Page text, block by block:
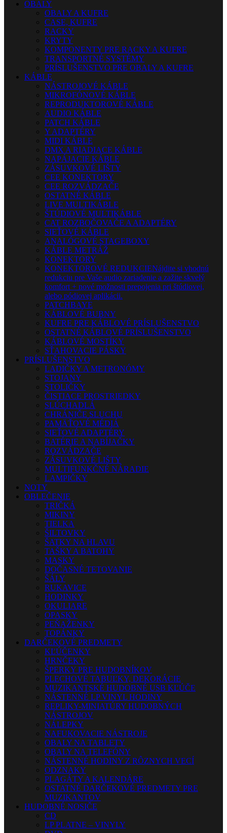
OBALY
OBALY A KUFRE
CASE, KUFRE
RACKY
KRYTY
KOMPONENTY PRE RACKY A KUFRE
TRANSPORTNÉ SYSTÉMY
PRÍSLUŠENSTVO PRE OBALY A KUFRE
KÁBLE
NÁSTROJOVÉ KÁBLE
MIKROFÓNOVÉ KÁBLE
REPRODUKTOROVÉ KÁBLE
AUDIO KÁBLE
PATCH KÁBLE
Y ADAPTÉRY
MIDI KÁBLE
DMX A RIADIACE KÁBLE
NAPÁJACIE KÁBLE
ZÁSUVKOVÉ LIŠTY
CEE KONEKTORY
CEE ROZVÁDZAČE
OSTATNÉ KÁBLE
LIVE MULTIKÁBLE
ŠTÚDIOVÉ MULTIKÁBLE
CAT ROZBOČOVAČE A ADAPTÉRY
SIEŤOVÉ KÁBLE
ANALÓGOVÉ STAGEBOXY
KÁBLE METRÁŽ
KONEKTORY
KONEKTOROVÉ REDUKCIENájdite si vhodnú
redukciu pre Vaše audio zariadenie a zažite skvelý
komfort + nové možnosti prepojenia pri štúdiovej,
alebo pódiovej aplikácii.
PATCHBAYE
KÁBLOVÉ BUBNY
KUFRE PRE KÁBLOVÉ PRÍSLUŠENSTVO
OSTATNÉ KÁBLOVÉ PRÍSLUŠENSTVO
KÁBLOVÉ MOSTÍKY
SŤAHOVACIE PÁSKY
PRÍSLUŠENSTVO
LADIČKY A METRONÓMY
STOJANY
STOLIČKY
ČISTIACE PROSTRIEDKY
SLÚCHADLÁ
CHRÁNIČE SLUCHU
PAMÄŤOVÉ MÉDIÁ
SIEŤOVÉ ADAPTÉRY
BATÉRIE A NABÍJAČKY
ROZVÁDZAČE
ZÁSUVKOVÉ LIŠTY
MULTIFUNKČNÉ NÁRADIE
LAMPIČKY
NOTY
OBLEČENIE
TRIČKÁ
MIKINY
TIELKA
ŠILTOVKY
ŠATKY NA HLAVU
TAŠKY A BATOHY
MASKY
DOČASNÉ TETOVANIE
ŠÁLY
RUKAVICE
HODINKY
OKULIARE
OPASKY
PEŇAŽENKY
TOPÁNKY
DARČEKOVÉ PREDMETY
KĽÚČENKY
HRNČEKY
ŠPERKY PRE HUDOBNÍKOV
PLECHOVÉ TABUĽKY, DEKORÁCIE
MUZIKANTSKÉ HUDOBNÉ USB KĽÚČE
NÁSTENNÉ LP VINYL HODINY
REPLIKY-MINIATÚRY HUDOBNÝCH
NÁSTROJOV
NÁLEPKY
NAFUKOVACIE NÁSTROJE
OBALY NA TABLETY
OBALY NA TELEFÓNY
NÁSTENNÉ HODINY Z RÔZNYCH VECÍ
ODZNAKY
PLAGÁTY A KALENDÁRE
OSTATNÉ DARČEKOVÉ PREDMETY PRE
MUZIKANTOV
HUDOBNÉ NOSIČE
CD
LP PLATNE – VINYLY